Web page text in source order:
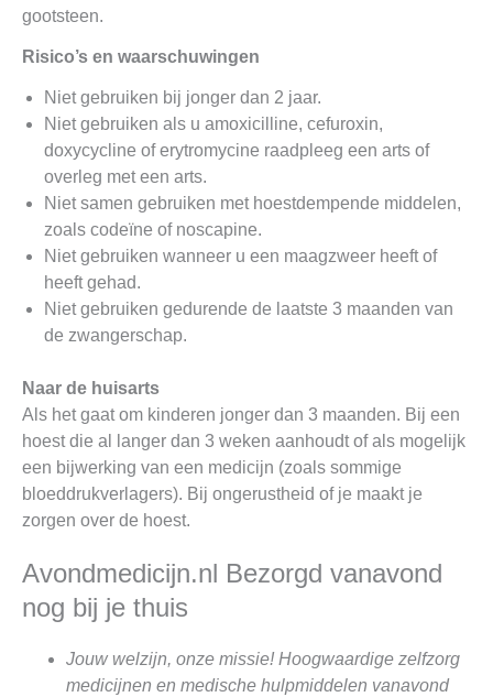
gootsteen.
Risico’s en waarschuwingen
Niet gebruiken bij jonger dan 2 jaar.
Niet gebruiken als u amoxicilline, cefuroxin,
doxycycline of erytromycine raadpleeg een arts of
overleg met een arts.
Niet samen gebruiken met hoestdempende middelen,
zoals codeïne of noscapine.
Niet gebruiken wanneer u een maagzweer heeft of
heeft gehad.
Niet gebruiken gedurende de laatste 3 maanden van
de zwangerschap.
Naar de huisarts
Als het gaat om kinderen jonger dan 3 maanden. Bij een
hoest die al langer dan 3 weken aanhoudt of als mogelijk
een bijwerking van een medicijn (zoals sommige
bloeddrukverlagers). Bij ongerustheid of je maakt je
zorgen over de hoest.
Avondmedicijn.nl Bezorgd vanavond
nog bij je thuis
Jouw welzijn, onze missie! Hoogwaardige zelfzorg
medicijnen en medische hulpmiddelen vanavond